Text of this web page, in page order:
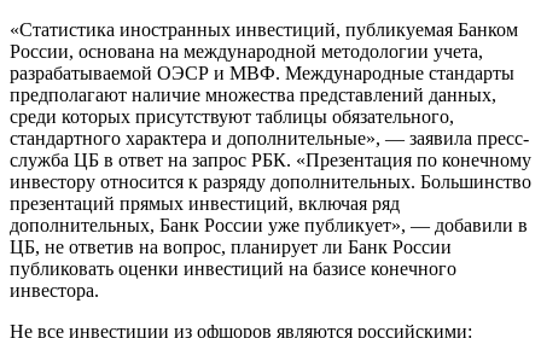
«Статистика иностранных инвестиций, публикуемая Банком
России, основана на международной методологии учета,
разрабатываемой ОЭСР и МВФ. Международные стандарты
предполагают наличие множества представлений данных,
среди которых присутствуют таблицы обязательного,
стандартного характера и дополнительные», — заявила пресс-
служба ЦБ в ответ на запрос РБК. «Презентация по конечному
инвестору относится к разряду дополнительных. Большинство
презентаций прямых инвестиций, включая ряд
дополнительных, Банк России уже публикует», — добавили в
ЦБ, не ответив на вопрос, планирует ли Банк России
публиковать оценки инвестиций на базисе конечного
инвестора.
Не все инвестиции из офшоров являются российскими: